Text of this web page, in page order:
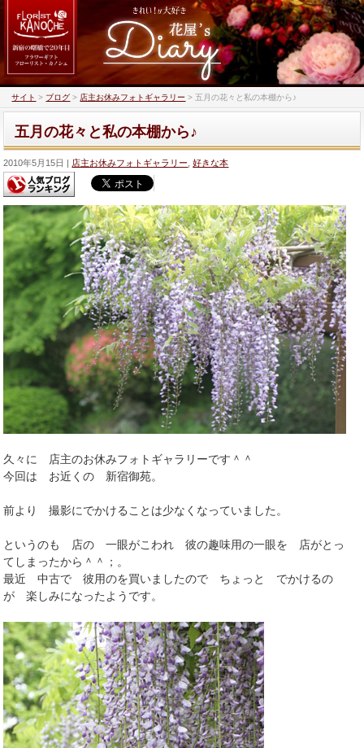
サイト > ブログ > 店主お休みフォトギャラリー >五月の花々と私の本棚から♪
五月の花々と私の本棚から♪
2010年5月15日 店主お休みフォトギャラリー ,好きな本
久々に 店主のお休みフォトギャラリーです＾＾
今回は お近くの 新宿御苑。
前より 撮影にでかけることは少なくなっていました。
というのも 店の 一眼がこわれ 彼の趣味用の一眼を 店がとっ
てしまったから＾＾；。
最近 中古で 彼用のを買いましたので ちょっと でかけるの
が 楽しみになったようです。